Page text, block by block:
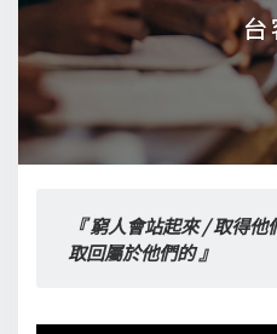
『 窮人會站起來 / 取得
取回屬於他們的 』